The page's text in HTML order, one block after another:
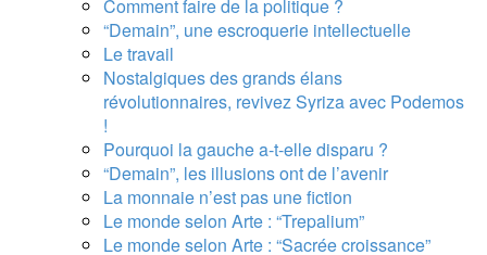
Comment faire de la politique ?
“Demain”, une escroquerie intellectuelle
Le travail
Nostalgiques des grands élans
révolutionnaires, revivez Syriza avec Podemos
!
Pourquoi la gauche a-t-elle disparu ?
“Demain”, les illusions ont de l’avenir
La monnaie n’est pas une fiction
Le monde selon Arte : “Trepalium”
Le monde selon Arte : “Sacrée croissance”